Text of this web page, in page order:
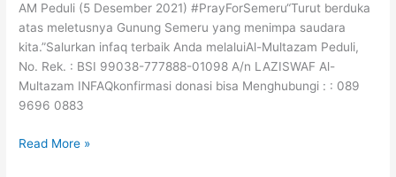
AM Peduli (5 Desember 2021) #PrayForSemeru“Turut berduka
atas meletusnya Gunung Semeru yang menimpa saudara
kita.”Salurkan infaq terbaik Anda melaluiAl-Multazam Peduli,
No. Rek. : BSI 99038-777888-01098 A/n LAZISWAF Al-
Multazam INFAQkonfirmasi donasi bisa Menghubungi : : 089
9696 0883
Read More »